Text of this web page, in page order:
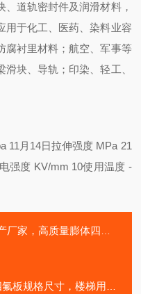
道轨密封件及润滑材料，
用于化工、医药、染料业容
腐衬里材料；航空、军事等
块、导轨；印染、轻工、
11月14日拉伸强度 MPa 21
强度 KV/mm 10使用温度 -
，高质量膨体四氟垫片
尺寸，楼梯用四氟乙烯板报价